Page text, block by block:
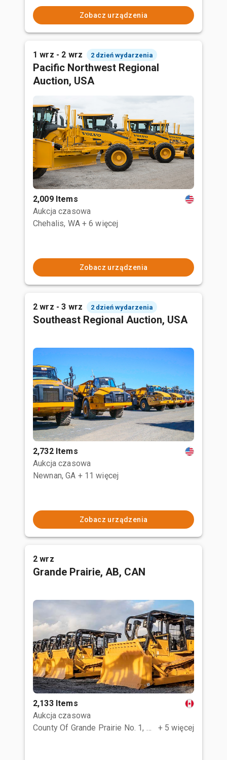
Zobacz urządzenia
1 wrz - 2 wrz 2 dzień wydarzenia
Pacific Northwest Regional
Auction, USA
2,009 Items
Aukcja czasowa
Chehalis, WA + 6 więcej
Zobacz urządzenia
2 wrz - 3 wrz 2 dzień wydarzenia
Southeast Regional Auction, USA
2,732 Items
Aukcja czasowa
Newnan, GA + 11 więcej
Zobacz urządzenia
2 wrz
Grande Prairie, AB, CAN
2,133 Items
Aukcja czasowa
County Of Grande Prairie No. 1, AB
+ 5 więcej